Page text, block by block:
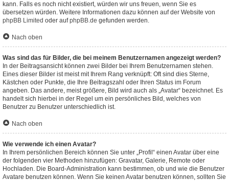
kann. Falls es noch nicht existiert, würden wir uns freuen, wenn Sie es
übersetzen würden. Weitere Informationen dazu können auf der Website von
phpBB Limited oder aufphpBB.de gefunden werden.
Nach oben
Was sind das für Bilder, die bei meinem Benutzernamen angezeigt werden?
In der Beitragsansicht können zwei Bilder bei Ihrem Benutzernamen stehen.
Eines dieser Bilder ist meist mit Ihrem Rang verknüpft: Oft sind dies Sterne,
Kästchen oder Punkte, die Ihre Beitragszahl oder Ihren Status im Forum
angeben. Das andere, meist größere, Bild wird auch als „Avatar“ bezeichnet. Es
handelt sich hierbei in der Regel um ein persönliches Bild, welches von
Benutzer zu Benutzer unterschiedlich ist.
Nach oben
Wie verwende ich einen Avatar?
In Ihrem persönlichen Bereich können Sie unter „Profil“ einen Avatar über eine
der folgenden vier Methoden hinzufügen: Gravatar, Galerie, Remote oder
Hochladen. Die Board-Administration kann bestimmen, ob und wie die Benutzer
Avatare benutzen können. Wenn Sie keinen Avatar benutzen können, sollten Sie